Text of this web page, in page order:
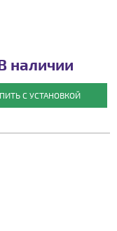
наличии
С УСТАНОВКОЙ